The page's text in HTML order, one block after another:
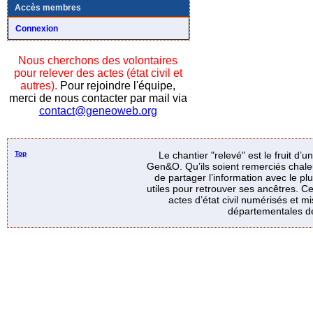
Accès membres
Connexion
Nous cherchons des volontaires
pour relever des actes (état civil et
autres). Pour rejoindre l'équipe,
merci de nous contacter par mail via
contact@geneoweb.org
Top
Le chantier "relevé" est le fruit
Gen&O. Qu’ils soient remerciés
de partager l’information avec le
utiles pour retrouver ses ancêtres.
actes d’état civil numérisés et
départementales